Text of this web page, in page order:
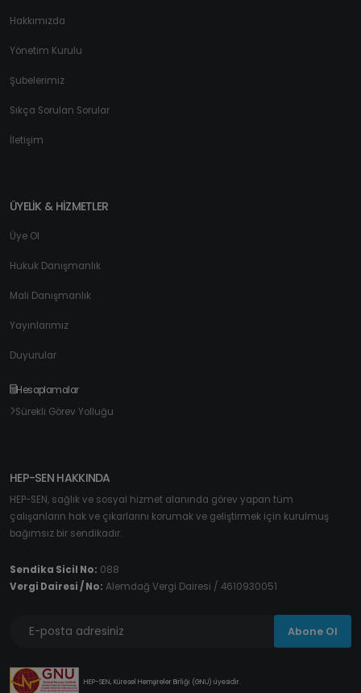
Hakkımızda
Yönetim Kurulu
Şubelerimiz
Sıkça Sorulan Sorular
İletişim
ÜYELİK & HİZMETLER
Üye Ol
Hukuk Danışmanlık
Mali Danışmanlık
Yayınlarımız
Duyurular
Hesaplamalar
Sürekli Görev Yolluğu
HEP-SEN HAKKINDA
HEP-SEN, sağlık ve sosyal hizmet alanında görev yapan tüm
çalışanların hak ve çıkarlarını korumak ve geliştirmek için kurulmuş
bağımsız bir sendikadır.
Sendika Sicil No: 088
Vergi Dairesi / No: Alemdağ Vergi Dairesi / 4610930051
Abone Ol
HEP-SEN, Küresel Hemşireler Birliği (GNU) üyesidir.